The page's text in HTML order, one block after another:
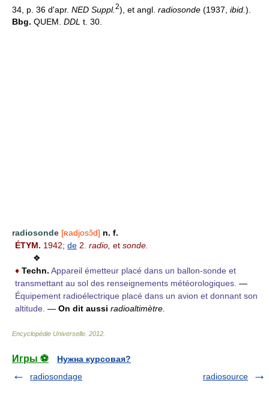
34, p. 36 d'apr. NED Suppl. 2), et angl. radiosonde (1937, ibid. ).
Bbg. QUEM. DDL t. 30.
radiosonde [ʀadjosɔ̃d] n. f.
ÉTYM. 1942; de 2. radio, et sonde.
❖
♦ Techn. Appareil émetteur placé dans un ballon-sonde et
transmettant au sol des renseignements météorologiques. —
Équipement radioélectrique placé dans un avion et donnant son
altitude. — On dit aussi radioaltimètre.
Encyclopédie Universelle 2012
Игры ⚽
Нужна курсовая?
radiosondage
radiosource